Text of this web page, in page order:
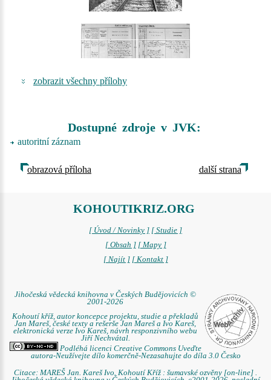
zobrazit všechny přílohy
Dostupné zdroje v JVK:
autoritní záznam
obrazová příloha další strana
KOHOUTIKRIZ.ORG
[ Úvod / Novinky ] [ Studie ]
[ Obsah ] [ Mapy ]
[ Najít ] [ Kontakt ]
Jihočeská vědecká knihovna v Českých Budějovicích ©
2001-2026
Kohoutí kříž, autor koncepce projektu, studie a překladů
Jan Mareš, české texty a rešerše Jan Mareš a Ivo Kareš,
elektronická verze Ivo Kareš, návrh responzivního webu
Jiří Nechvátal.
Podléhá licenci Creative Commons Uveďte
autora-Neužívejte dílo komerčně-Nezasahujte do díla 3.0 Česko
Citace: MAREŠ Jan. Kareš Ivo. Kohoutí Kříž : šumavské ozvěny [on-line] .